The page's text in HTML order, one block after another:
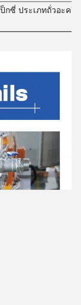
กซี่ ประเภทถั่วอะค